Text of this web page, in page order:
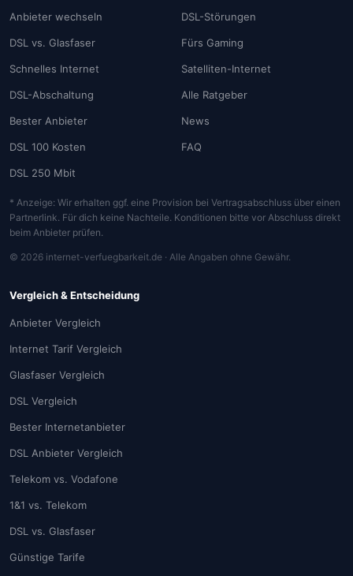
Anbieter wechseln
DSL vs. Glasfaser
Schnelles Internet
DSL-Abschaltung
Bester Anbieter
DSL 100 Kosten
DSL 250 Mbit
DSL-Störungen
Fürs Gaming
Satelliten-Internet
Alle Ratgeber
News
FAQ
* Anzeige: Wir erhalten ggf. eine Provision bei Vertragsabschluss über einen
Partnerlink. Für dich keine Nachteile. Konditionen bitte vor Abschluss direkt
beim Anbieter prüfen.
© 2026 internet-verfuegbarkeit.de · Alle Angaben ohne Gewähr.
Vergleich & Entscheidung
Anbieter Vergleich
Internet Tarif Vergleich
Glasfaser Vergleich
DSL Vergleich
Bester Internetanbieter
DSL Anbieter Vergleich
Telekom vs. Vodafone
1&1 vs. Telekom
DSL vs. Glasfaser
Günstige Tarife